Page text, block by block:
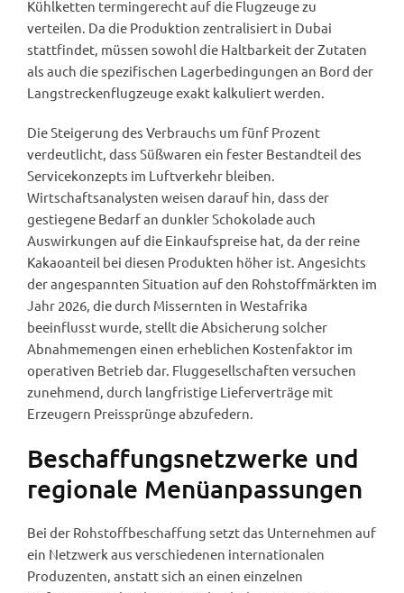
Kühlketten termingerecht auf die Flugzeuge zu
verteilen. Da die Produktion zentralisiert in Dubai
stattfindet, müssen sowohl die Haltbarkeit der Zutaten
als auch die spezifischen Lagerbedingungen an Bord der
Langstreckenflugzeuge exakt kalkuliert werden.
Die Steigerung des Verbrauchs um fünf Prozent
verdeutlicht, dass Süßwaren ein fester Bestandteil des
Servicekonzepts im Luftverkehr bleiben.
Wirtschaftsanalysten weisen darauf hin, dass der
gestiegene Bedarf an dunkler Schokolade auch
Auswirkungen auf die Einkaufspreise hat, da der reine
Kakaoanteil bei diesen Produkten höher ist. Angesichts
der angespannten Situation auf den Rohstoffmärkten im
Jahr 2026, die durch Missernten in Westafrika
beeinflusst wurde, stellt die Absicherung solcher
Abnahmemengen einen erheblichen Kostenfaktor im
operativen Betrieb dar. Fluggesellschaften versuchen
zunehmend, durch langfristige Lieferverträge mit
Erzeugern Preissprünge abzufedern.
Beschaffungsnetzwerke und
regionale Menüanpassungen
Bei der Rohstoffbeschaffung setzt das Unternehmen auf
ein Netzwerk aus verschiedenen internationalen
Produzenten, anstatt sich an einen einzelnen